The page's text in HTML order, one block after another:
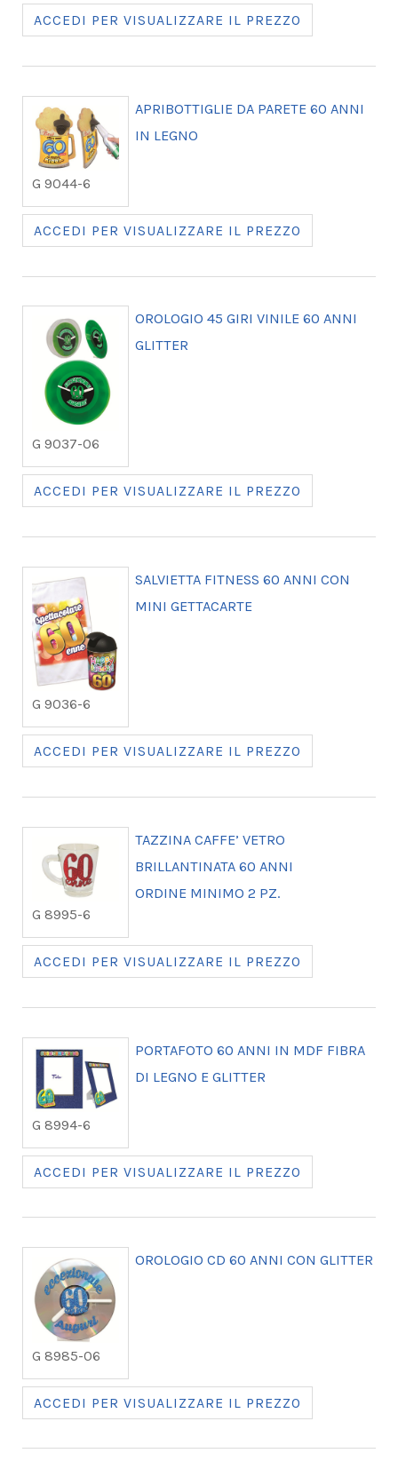
ACCEDI PER VISUALIZZARE IL PREZZO
G 9044-6
APRIBOTTIGLIE DA PARETE 60 ANNI
IN LEGNO
ACCEDI PER VISUALIZZARE IL PREZZO
G 9037-06
OROLOGIO 45 GIRI VINILE 60 ANNI
GLITTER
ACCEDI PER VISUALIZZARE IL PREZZO
G 9036-6
SALVIETTA FITNESS 60 ANNI CON
MINI GETTACARTE
ACCEDI PER VISUALIZZARE IL PREZZO
G 8995-6
TAZZINA CAFFE’ VETRO
BRILLANTINATA 60 ANNI
ORDINE MINIMO 2 PZ.
ACCEDI PER VISUALIZZARE IL PREZZO
G 8994-6
PORTAFOTO 60 ANNI IN MDF FIBRA
DI LEGNO E GLITTER
ACCEDI PER VISUALIZZARE IL PREZZO
G 8985-06
OROLOGIO CD 60 ANNI CON GLITTER
ACCEDI PER VISUALIZZARE IL PREZZO